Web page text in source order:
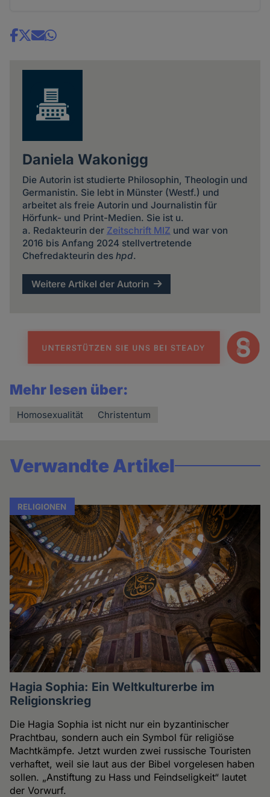
Share
Daniela Wakonigg
Die Autorin ist studierte Philosophin, Theologin und
Germanistin. Sie lebt in Münster (Westf.) und
arbeitet als freie Autorin und Journalistin für
Hörfunk- und Print-Medien. Sie ist u.
a. Redakteurin der Zeitschrift MIZ und war von
2016 bis Anfang 2024 stellvertretende
Chefredakteurin des hpd.
Weitere Artikel der Autorin
Mehr lesen über:
Homosexualität Christentum
Verwandte Artikel
RELIGIONEN
Hagia Sophia: Ein Weltkulturerbe im
Religionskrieg
Die Hagia Sophia ist nicht nur ein byzantinischer
Prachtbau, sondern auch ein Symbol für religiöse
Machtkämpfe. Jetzt wurden zwei russische Touristen
verhaftet, weil sie laut aus der Bibel vorgelesen haben
sollen. „Anstiftung zu Hass und Feindseligkeit“ lautet
der Vorwurf.